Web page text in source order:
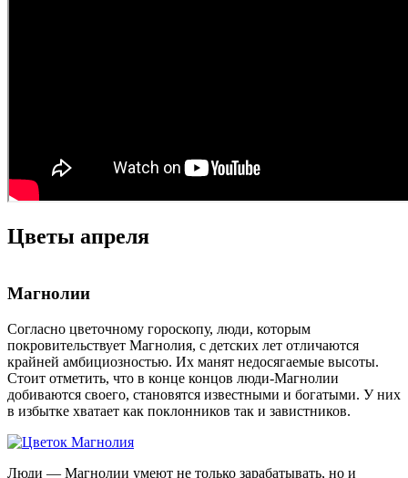
Цветы апреля
Магнолии
Согласно цветочному гороскопу, люди, которым
покровительствует Магнолия, с детских лет отличаются
крайней амбициозностью. Их манят недосягаемые высоты.
Стоит отметить, что в конце концов люди-Магнолии
добиваются своего, становятся известными и богатыми. У них
в избытке хватает как поклонников так и завистников.
Люди — Магнолии умеют не только зарабатывать, но и